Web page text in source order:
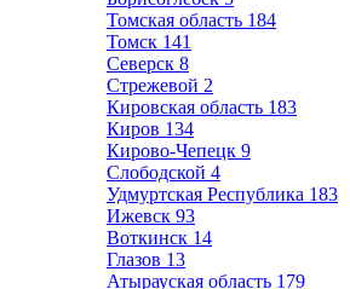
Томская область 184
Томск 141
Северск 8
Стрежевой 2
Кировская область 183
Киров 134
Кирово-Чепецк 9
Слободской 4
Удмуртская Республика 183
Ижевск 93
Воткинск 14
Глазов 13
Атырауская область 179